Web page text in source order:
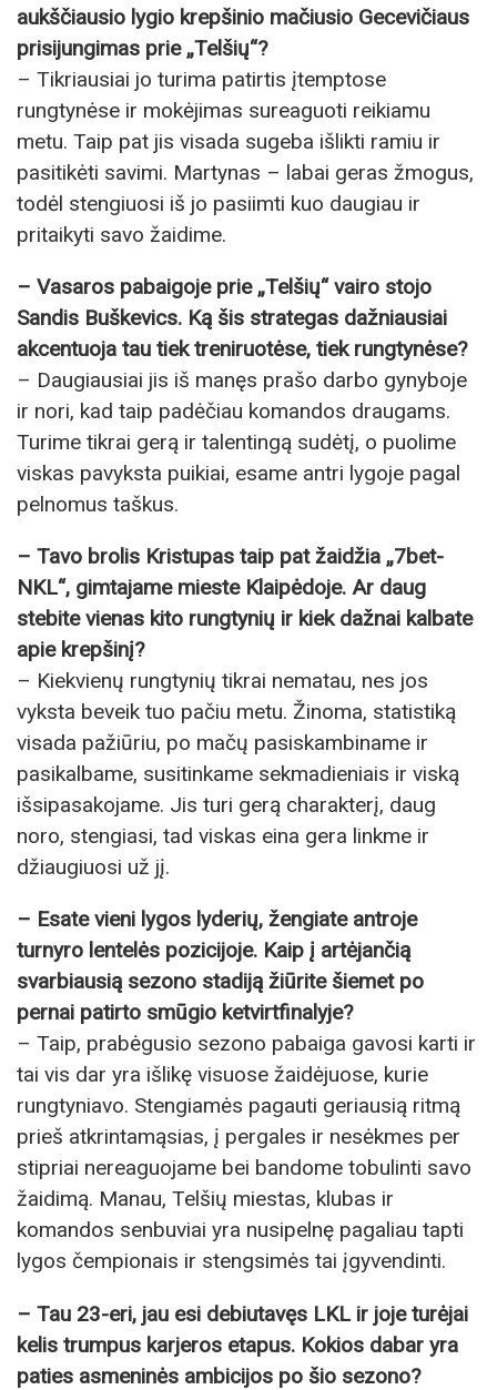
aukščiausio lygio krepšinio mačiusio Gecevičiaus
prisijungimas prie „Telšių“?
– Tikriausiai jo turima patirtis įtemptose
rungtynėse ir mokėjimas sureaguoti reikiamu
metu. Taip pat jis visada sugeba išlikti ramiu ir
pasitikėti savimi. Martynas – labai geras žmogus,
todėl stengiuosi iš jo pasiimti kuo daugiau ir
pritaikyti savo žaidime.
– Vasaros pabaigoje prie „Telšių“ vairo stojo
Sandis Buškevics. Ką šis strategas dažniausiai
akcentuoja tau tiek treniruotėse, tiek rungtynėse?
– Daugiausiai jis iš manęs prašo darbo gynyboje
ir nori, kad taip padėčiau komandos draugams.
Turime tikrai gerą ir talentingą sudėtį, o puolime
viskas pavyksta puikiai, esame antri lygoje pagal
pelnomus taškus.
– Tavo brolis Kristupas taip pat žaidžia „7bet-
NKL“, gimtajame mieste Klaipėdoje. Ar daug
stebite vienas kito rungtynių ir kiek dažnai kalbate
apie krepšinį?
– Kiekvienų rungtynių tikrai nematau, nes jos
vyksta beveik tuo pačiu metu. Žinoma, statistiką
visada pažiūriu, po mačų pasiskambiname ir
pasikalbame, susitinkame sekmadieniais ir viską
išsipasakojame. Jis turi gerą charakterį, daug
noro, stengiasi, tad viskas eina gera linkme ir
džiaugiuosi už jį.
– Esate vieni lygos lyderių, žengiate antroje
turnyro lentelės pozicijoje. Kaip į artėjančią
svarbiausią sezono stadiją žiūrite šiemet po
pernai patirto smūgio ketvirtfinalyje?
– Taip, prabėgusio sezono pabaiga gavosi karti ir
tai vis dar yra išlikę visuose žaidėjuose, kurie
rungtyniavo. Stengiamės pagauti geriausią ritmą
prieš atkrintamąsias, į pergales ir nesėkmes per
stipriai nereaguojame bei bandome tobulinti savo
žaidimą. Manau, Telšių miestas, klubas ir
komandos senbuviai yra nusipelnę pagaliau tapti
lygos čempionais ir stengsimės tai įgyvendinti.
– Tau 23-eri, jau esi debiutavęs LKL ir joje turėjai
kelis trumpus karjeros etapus. Kokios dabar yra
paties asmeninės ambicijos po šio sezono?